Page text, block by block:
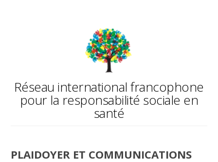
Réseau international francophone
pour la responsabilité sociale en
santé
PLAIDOYER ET COMMUNICATIONS